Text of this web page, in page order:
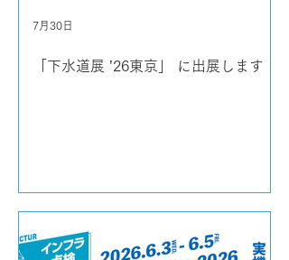
「下水道展 ’26東京」 に出展します
7月30日